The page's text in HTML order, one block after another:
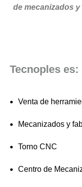
de mecanizados
Tecnoples es:
Venta de
Mecanizados y
Torno CNC
Centro de